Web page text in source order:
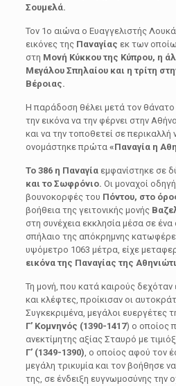
Σουμελά.
Τον 1ο αιώνα ο Ευαγγελιστής
εικόνες της Παναγίας εκ των
στη Μονή Κύκκου της Κύπρου, η
Μεγάλου Σπηλαίου και η τρίτη
Βέροιας.
Η παράδοση θέλει μετά τον
την εικόνα να την φέρνει στην
και να την τοποθετεί σε περικαλλή
ονομάστηκε πρώτα «Παναγία η
Το 386 η Παναγία εμφανίστηκε σε
και το Σωφρόνιο. Οι μοναχοί
βουνοκορφές του Πόντου, στο
βοήθεια της γειτονικής μονής
στη συνέχεια εκκλησία μέσα σε ένα
σπήλαιο της απόκρημνης
υψόμετρο 1063 μέτρα, είχε
εικόνα της Παναγίας της
Τη μονή, που κατά καιρούς δεχόταν
και κλέφτες, προίκισαν οι
Συγκεκριμένα, μεγάλοι ευεργέτες
Γ’ Κομνηνός (1390-1417) ο οποίος
ανεκτίμητης αξίας Σταυρό με
Γ’ (1349-1390), ο οποίος αφού τον
μεγάλη τρικυμία και τον βοήθησε
της, σε ένδειξη ευγνωμοσύνης την